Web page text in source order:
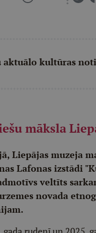
aktuālo kultūras
māksla
Liepājas muzeja
Lafonas izstādi
veltīts
novada